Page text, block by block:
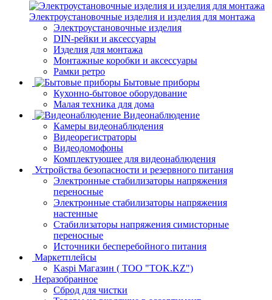
Электроустановочные изделия и изделия для монтажа
Электроустановочные изделия
DIN-рейки и аксессуары
Изделия для монтажа
Монтажные коробки и аксессуары
Рамки ретро
Бытовые приборы
Кухонно-бытовое оборудование
Малая техника для дома
Видеонаблюдение
Камеры видеонаблюдения
Видеорегистраторы
Видеодомофоны
Комплектующее для видеонаблюдения
Устройства безопасности и резервного питания
Электронные стабилизаторы напряжения
переносные
Электронные стабилизаторы напряжения
настенные
Стабилизаторы напряжения симисторные
переносные
Источники бесперебойного питания
Маркетплейсы
Kaspi Магазин ( ТОО "TOK.KZ")
Неразобранное
Сброд для чистки